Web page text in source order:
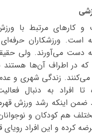
و کارهای مرتبط با
است. ورزشکاران حرفه‌ای
دست می‌آورند. ولی
در اطراف آن‌ها هستند
زندگی شهری و
افراد به دنبال
ضمن اینکه رشد ورزش
هم کودکان و
کرده و این افراد رویای